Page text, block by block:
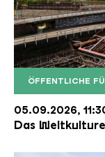
ÖFFENTLICHE
Der
Copyright:
05.09.2026,
Das